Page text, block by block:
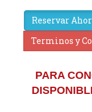
Reservar
Terminos y
PARA